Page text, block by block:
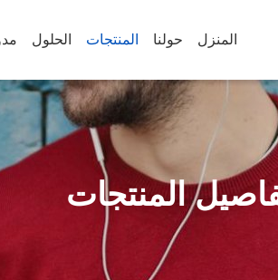
المنزل حولنا المنتجات الحلول
المنتجات